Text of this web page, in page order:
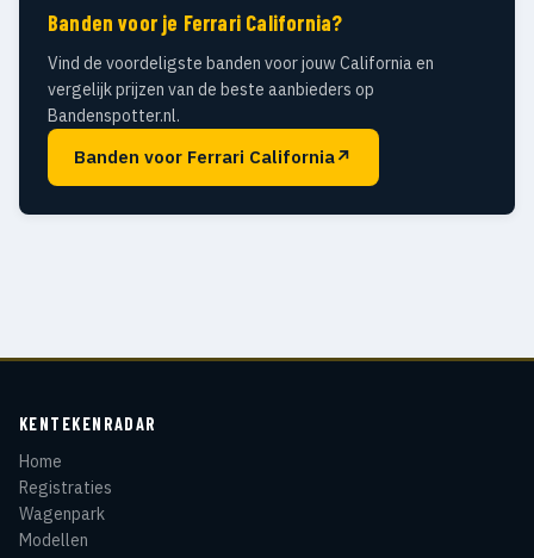
Banden voor je Ferrari California?
Vind de voordeligste banden voor jouw California en
vergelijk prijzen van de beste aanbieders op
Bandenspotter.nl.
Banden voor Ferrari California↗
KENTEKENRADAR
Home
Registraties
Wagenpark
Modellen